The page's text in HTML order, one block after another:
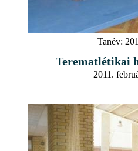
Tanév:
Terematlétikai
2011.